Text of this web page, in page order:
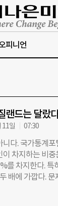
피니언
랜드는 달랐
11일 07:30
다. 국가통계
차지하는 비중
를 차지한다. 특
배에 가깝다.